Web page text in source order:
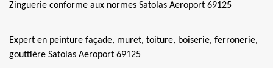
Zinguerie conforme aux normes Satolas Aeroport 69125
Expert en peinture façade, muret, toiture, boiserie, ferronerie,
gouttière Satolas Aeroport 69125